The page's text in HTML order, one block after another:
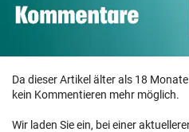
Da dieser Artikel älter als 18
kein Kommentieren mehr möglich.
Wir laden Sie ein, bei einer